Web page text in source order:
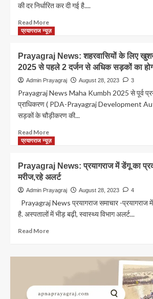
अहम
निभाएंगी
बेटी
की दर निर्धारित कर दी गई है....
Read MoreRead
more
News:नगर
निगम
ने
हाउस
टैक्स
दरें,
इतना
होगा
शुल्क
प्रयागराज न्यूज़
Prayagraj News: शहरवासियों के लिए
2025 से पहले 2 दर्जन से अधिक सड़कों का
Admin Prayagraj August 28, 2023 3
Prayagraj News Maha Kumbh 2025 से पूर्व
प्राधिकरण ( PDA-Prayagraj Development
सड़कों के चौड़ीकरण की...
Read MoreRead
more
News:
शहरवासियों
के
खुशखबरी!
महाकुंभ
2
अधिक
सड़कों
प्रयागराज न्यूज़
Prayagraj News: प्रयागराज में डेंगू का
मरीज,रहे अलर्ट
Admin Prayagraj August 28, 2023 4
Prayagraj News प्रयागराज समाचार -प्रयागराज
है. अस्पतालों में भीड़ बढ़ी, स्वास्थ्य विभाग अलर्ट...
Read MoreRead
Prayagraj
में
डेंगू